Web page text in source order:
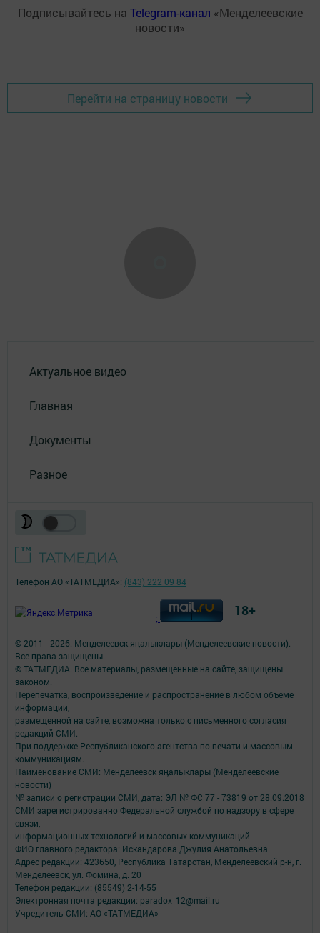
Подписывайтесь на Telegram-канал «Менделеевские
новости»
Перейти на страницу новости
Актуальное видео
Главная
Документы
Разное
© 2011 - 2026. Менделеевск яӊалыклары (Менделеевские новости).
Все права защищены.
© ТАТМЕДИА. Все материалы, размещенные на сайте, защищены
законом.
Перепечатка, воспроизведение и распространение в любом объеме
информации,
размещенной на сайте, возможна только с письменного согласия
редакций СМИ.
При поддержке Республиканского агентства по печати и массовым
коммуникациям.
Наименование СМИ: Менделеевск яӊалыклары (Менделеевские
новости)
№ записи о регистрации СМИ, дата: ЭЛ № ФС 77 - 73819 от 28.09.2018
СМИ зарегистрированно Федеральной службой по надзору в сфере
связи,
информационных технологий и массовых коммуникаций
ФИО главного редактора: Искандарова Джулия Анатольевна
Адрес редакции: 423650, Республика Татарстан, Менделеевский р-н, г.
Менделеевск, ул. Фомина, д. 20
Телефон редакции: (85549) 2-14-55
Электронная почта редакции: paradox_12@mail.ru
Учредитель СМИ: АО «ТАТМЕДИА»
Телефон АО «ТАТМЕДИА»: (843) 222 09 84
; 18+